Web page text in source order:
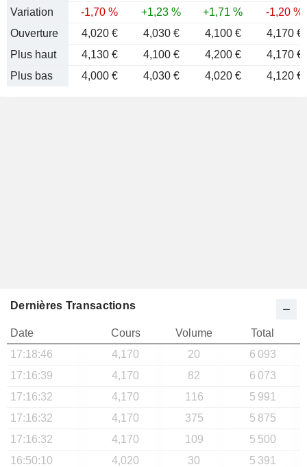
Variation
-1,70 % +1,23 % +1,71 %
-1,20 %
Ouverture
4,020 € 4,030 € 4,100 €
4,170 €
Plus haut
4,130 € 4,100 € 4,200 €
4,170 €
Plus bas
4,000 € 4,030 € 4,020 € 4,120 €
Dernières Transactions
Date Cours Volume
Total
17:18:46
4,170 20
6 093
17:16:39
4,170 82
6 073
17:16:32
4,170 116
5 991
17:16:32
4,170 375
5 875
17:16:32
4,170 109
5 500
16:50:10
4,020 30
5 391